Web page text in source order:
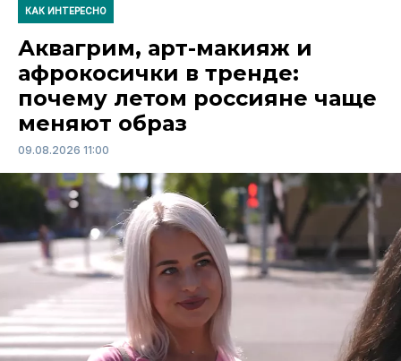
КАК ИНТЕРЕСНО
Аквагрим, арт-макияж и
афрокосички в тренде:
почему летом россияне чаще
меняют образ
09.08.2026 11:00